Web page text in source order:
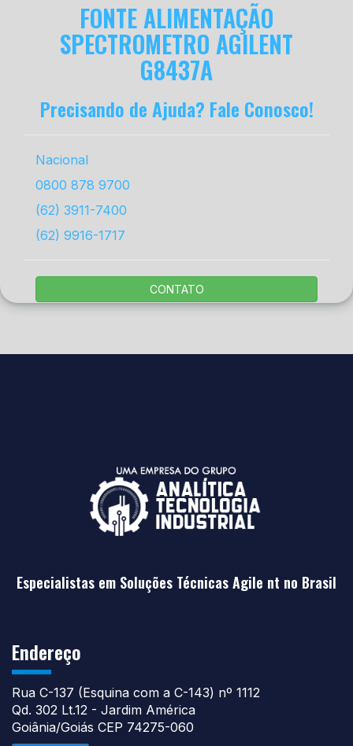
FONTE ALIMENTAÇÃO
SPECTROMETRO AGILENT
G8437A
Precisando de Ajuda? Fale Conosco!
Nacional
0800 878 9700
(62) 3911-7400
(62) 9916-1717
CONTATO
Especialistas em Soluções Técnicas Agile nt no Brasil
Endereço
Rua C-137 (Esquina com a C-143) nº 1112
Qd. 302 Lt.12 - Jardim América
Goiânia/Goiás CEP 74275-060